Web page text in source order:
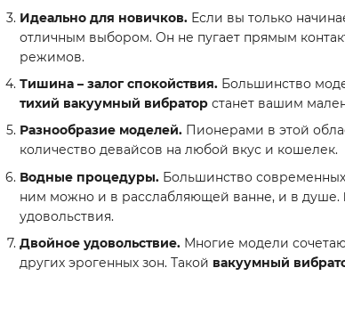
Идеально для новичков. Если вы только
отличным выбором. Он не пугает прямым
режимов.
Тишина – залог спокойствия. Большинство
тихий вакуумный вибратор станет вашим
Разнообразие моделей. Пионерами в этой
количество девайсов на любой вкус и кошелек.
Водные процедуры. Большинство
ним можно и в расслабляющей ванне, и в душе.
удовольствия.
Двойное удовольствие. Многие модели
других эрогенных зон. Такой вакуумный